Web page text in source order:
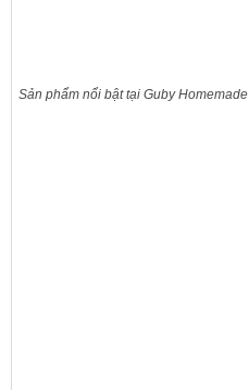
Sản phẩm nổi bật tại Guby Homemade